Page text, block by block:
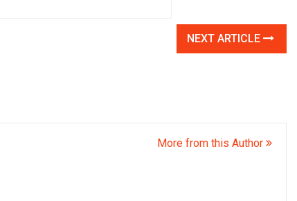
NEXT ARTICLE
More from this Author